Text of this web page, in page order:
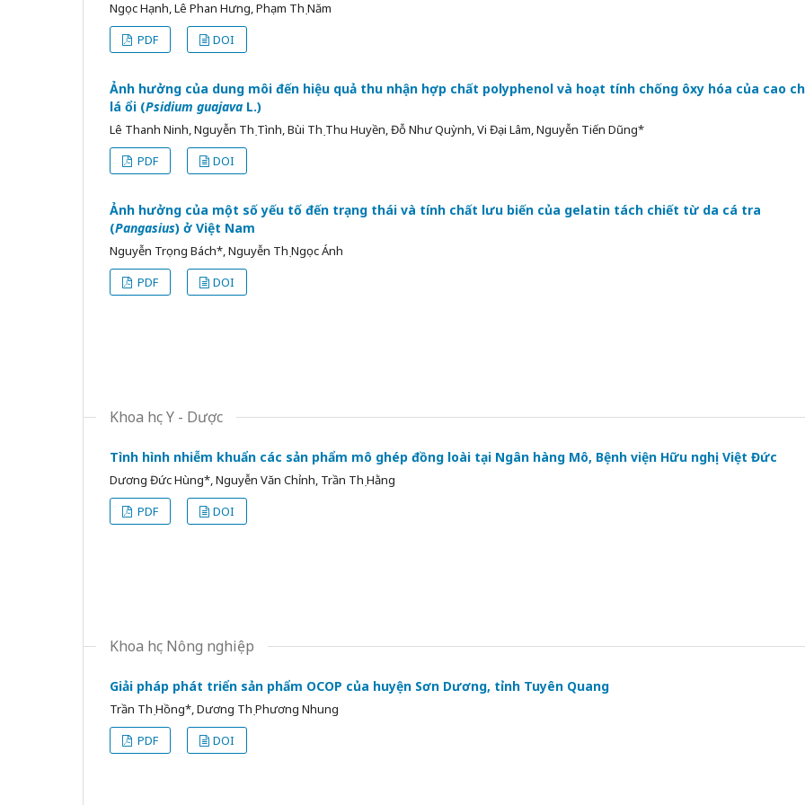
Ngọc Hạnh, Lê Phan Hưng, Phạm Thị Năm
PDF
DOI
Ảnh hưởng của dung môi đến hiệu quả thu nhận hợp chất polyphenol và hoạt tính chống ôxy hóa của cao
lá ổi (Psidium guajava L.)
Lê Thanh Ninh, Nguyễn Thị Tình, Bùi Thị Thu Huyền, Đỗ Như Quỳnh, Vi Đại Lâm, Nguyễn Tiến Dũng*
PDF
DOI
Ảnh hưởng của một số yếu tố đến trạng thái và tính chất lưu biến của gelatin tách chiết từ da cá tra
(Pangasius) ở Việt Nam
Nguyễn Trọng Bách*, Nguyễn Thị Ngọc Ánh
PDF
DOI
Khoa học Y - Dược
Tình hình nhiễm khuẩn các sản phẩm mô ghép đồng loài tại Ngân hàng Mô, Bệnh viện Hữu nghị Việt Đức
Dương Đức Hùng*, Nguyễn Văn Chỉnh, Trần Thị Hằng
PDF
DOI
Khoa học Nông nghiệp
Giải pháp phát triển sản phẩm OCOP của huyện Sơn Dương, tỉnh Tuyên Quang
Trần Thị Hồng*, Dương Thị Phương Nhung
PDF
DOI